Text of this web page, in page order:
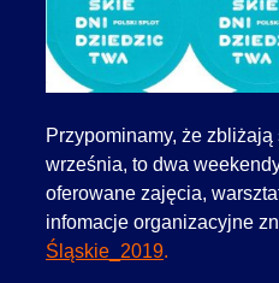
Przypominamy, że
września, to dwa
oferowane zajęcia,
infomacje organizacyjne
Śląskie_2019.